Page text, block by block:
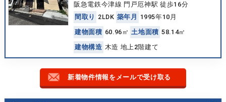
阪急電鉄今津線 門戸厄神駅 徒歩16分
間 取 り 2LDK 築年 月
1995年10月
建物面積 60.96㎡ 土地面積 58.14㎡
建物構造 木造 地上2階建て
新着物件情報をメールで受け取る